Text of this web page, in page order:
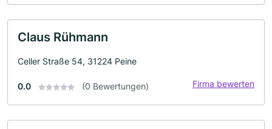
Claus Rühmann
Celler Straße 54, 31224 Peine
0.0 (0 Bewertungen) Firma bewerten